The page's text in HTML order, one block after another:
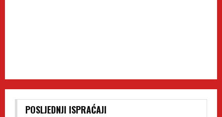
POSLJEDNJI ISPRAĆAJI